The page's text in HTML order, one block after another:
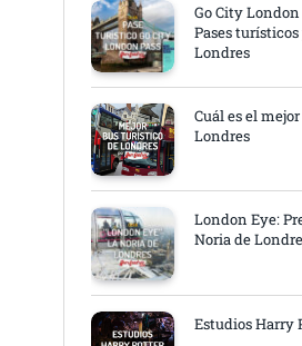
Go City London
Pases
Londres
Cuál es el
Londres
London Eye:
Noria de
Estudios Harry